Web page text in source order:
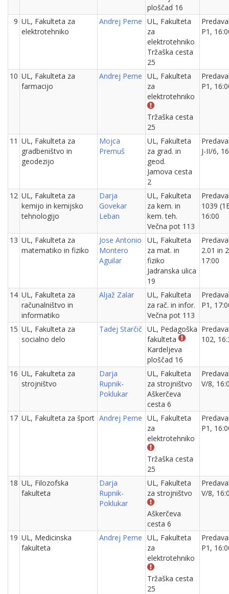
ploščad 16
9 UL, Fakulteta za
elektrotehniko
Andrej Perne UL, Fakulteta
za
elektrotehniko
Tržaška cesta
25
P1,
10 UL, Fakulteta za
farmacijo
Andrej Perne UL, Fakulteta
za
elektrotehniko
Tržaška cesta
25
P1,
11 UL, Fakulteta za
gradbeništvo in
geodezijo
Mojca
Premuš
UL, Fakulteta
za grad. in
geod.
Jamova cesta
2
J-II/6,
12 UL, Fakulteta za
kemijo in kemijsko
tehnologijo
Darja
Govekar
Leban
UL, Fakulteta
za kem. in
kem. teh.
Večna pot 113
1039
16:00
13 UL, Fakulteta za
matematiko in fiziko
Jose Antonio
Montero
Aguilar
UL, Fakulteta
za mat. in
fiziko
Jadranska ulica
19
2.01 in
17:00
14 UL, Fakulteta za
računalništvo in
informatiko
Aljaž Zalar
UL, Fakulteta
za rač. in infor.
Večna pot 113
P1,
15 UL, Fakulteta za
socialno delo
Tadej Starčič UL, Pedagoška
fakulteta
Kardeljeva
ploščad 16
102,
16 UL, Fakulteta za
strojništvo
Darja
Rupnik-
Poklukar
UL, Fakulteta
za strojništvo
Aškerčeva
cesta 6
V/8,
17 UL, Fakulteta za šport Andrej Perne UL, Fakulteta
za
elektrotehniko
Tržaška cesta
25
P1,
18 UL, Filozofska
fakulteta
Darja
Rupnik-
Poklukar
UL, Fakulteta
za strojništvo
Aškerčeva
cesta 6
V/8,
19 UL, Medicinska
fakulteta
Andrej Perne UL, Fakulteta
za
elektrotehniko
Tržaška cesta
25
P1,